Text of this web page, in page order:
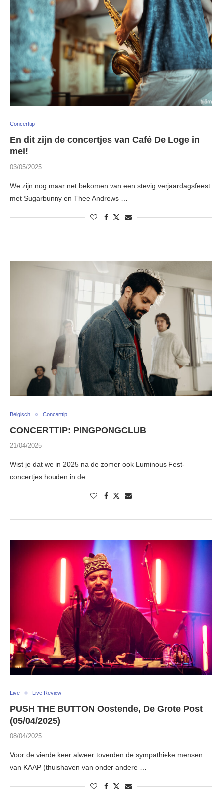
Concerttip
En dit zijn de concertjes van Café De Loge in
mei!
03/05/2025
We zijn nog maar net bekomen van een stevig verjaardagsfeest
met Sugarbunny en Thee Andrews …
Belgisch Concerttip
CONCERTTIP: PINGPONGCLUB
21/04/2025
Wist je dat we in 2025 na de zomer ook Luminous Fest-
concertjes houden in de …
Live Live Review
PUSH THE BUTTON Oostende, De Grote Post
(05/04/2025)
08/04/2025
Voor de vierde keer alweer toverden de sympathieke mensen
van KAAP (thuishaven van onder andere …